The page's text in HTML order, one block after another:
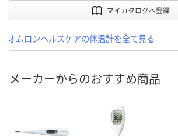
マイカタログへ登録
オムロンヘルスケアの体温計を全て見る
メーカーからのおすすめ商品